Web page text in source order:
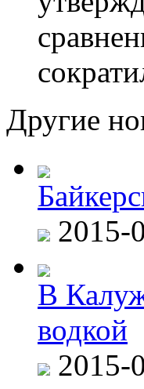
Другие
2015-
В
водкой
2015-